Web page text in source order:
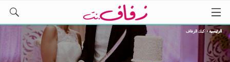
الرئيسية› كيك الزفاف